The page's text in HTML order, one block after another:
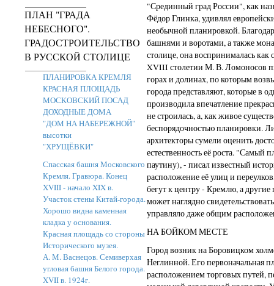
ПЛАН "ГРАДА
НЕБЕСНОГО".
ГРАДОСТРОИТЕЛЬСТВО
В РУССКОЙ СТОЛИЦЕ
ПЛАНИРОВКА КРЕМЛЯ
КРАСНАЯ ПЛОЩАДЬ
МОСКОВСКИЙ ПОСАД
ДОХОДНЫЕ ДОМА
"ДОМ НА НАБЕРЕЖНОЙ"
высотки
"ХРУЩЁВКИ"
Спасская башня Московского
Кремля. Гравюра. Конец
XVIII - начало XIX в.
Участок стены Китай-города.
Хорошо видна каменная
кладка у основания.
Красная площадь со стороны
Исторического музея.
А. М. Васнецов. Семиверхая
угловая башня Белого города.
XVII в. 1924г.
"Срединный град России", как
Фёдор Глинка, удивлял
необычной планировкой.
башнями и воротами, а также
столице, она воспринималась
XVIII столетии М. В. Ломоносов
горах и долинах, по которым
города представляют, которые в
производила впечатление
не строилась, а, как живое
беспорядочностью планировки.
архитекторы сумели оценить
естественность её роста.
паутину), - писал известный
расположение её улиц и
бегут к центру - Кремлю, а
может наглядно
управляло даже общим
НА БОЙКОМ МЕСТЕ
Город возник на Боровицком
Неглинной. Его первоначальная
расположением торговых путей,